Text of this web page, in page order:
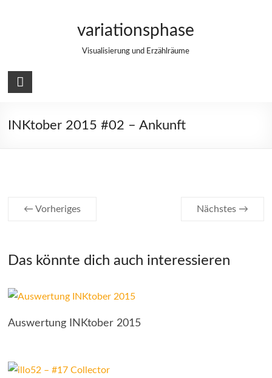
variationsphase
Visualisierung und Erzählräume
INKtober 2015 #02 – Ankunft
← Vorheriges Nächstes →
Das könnte dich auch interessieren
Auswertung INKtober 2015